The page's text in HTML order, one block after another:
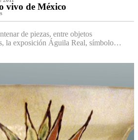
vivo de México
de piezas, entre objetos
la exposición Águila Real, símbolo…